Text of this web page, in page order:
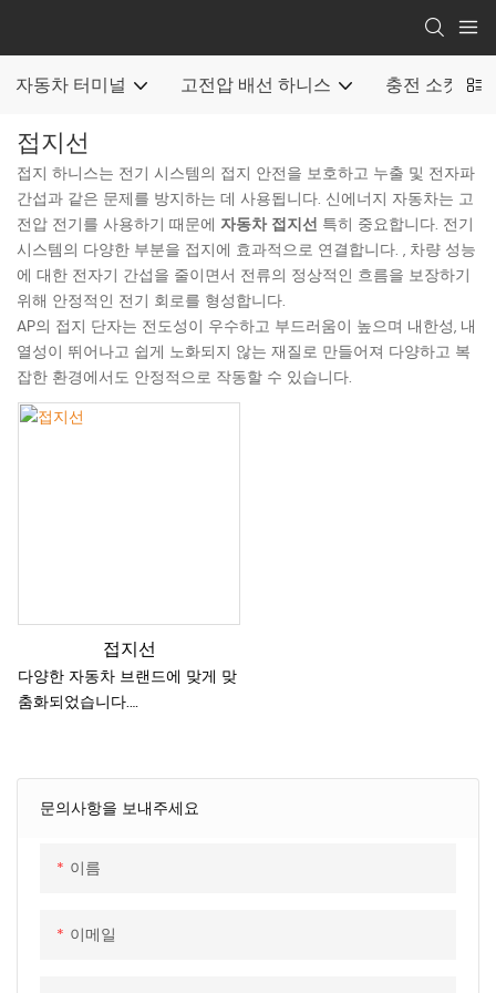
자동차 터미널 고전압 배선 하니스 충전 소켓
접지선
접지 하니스는 전기 시스템의 접지 안전을 보호하고 누출 및 전자파
간섭과 같은 문제를 방지하는 데 사용됩니다. 신에너지 자동차는 고
전압 전기를 사용하기 때문에 자동차 접지선 특히 중요합니다. 전기
시스템의 다양한 부분을 접지에 효과적으로 연결합니다. , 차량 성능
에 대한 전자기 간섭을 줄이면서 전류의 정상적인 흐름을 보장하기
위해 안정적인 전기 회로를 형성합니다.
AP의 접지 단자는 전도성이 우수하고 부드러움이 높으며 내한성, 내
열성이 뛰어나고 쉽게 노화되지 않는 재질로 만들어져 다양하고 복
잡한 환경에서도 안정적으로 작동할 수 있습니다.
문의사항을 보내주세요
이름
이메일
접지선
다양한 자동차 브랜드에 맞게 맞
춤화되었습니다.
양한 소켓 케이블 하네스를 제공
할 수 있습니다.